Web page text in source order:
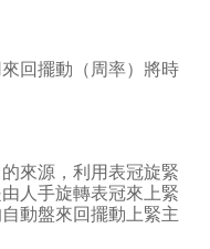
回擺動（周率）將時
來源 ，利用表冠旋緊
人手旋轉表冠來上緊
動盤來回擺動上緊主